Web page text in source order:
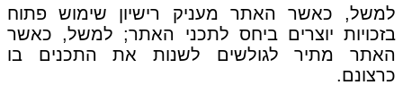
למשל, כאשר האתר מעניק רישיון שימוש פתוח
בזכויות יוצרים ביחס לתכני האתר; למשל, כאשר
האתר מתיר לגולשים לשנות את התכנים בו
כרצונם.